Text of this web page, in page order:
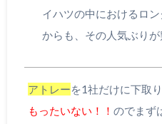
イハツの中におけるロ
からも、その人気ぶりが
アトレーを1社だけに下取
もったいない！！ のでまず